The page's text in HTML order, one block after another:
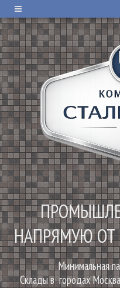
НАПРЯМУЮ ОТ
Минимальная
Склады в городах